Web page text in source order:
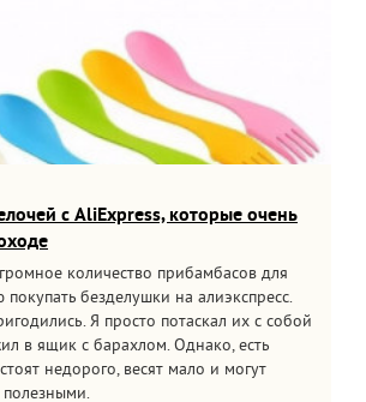
с AliExpress, которые очень
количество прибамбасов для
безделушки на алиэкспресс.
Я просто потаскал их с собой
в ящик с барахлом. Однако, есть
недорого, весят мало и могут
полезными.